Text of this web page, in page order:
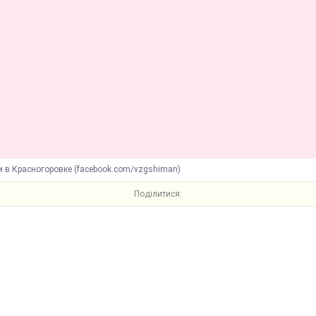
в Красногоровке (facebook.com/vzgshiman)
Поділитися: